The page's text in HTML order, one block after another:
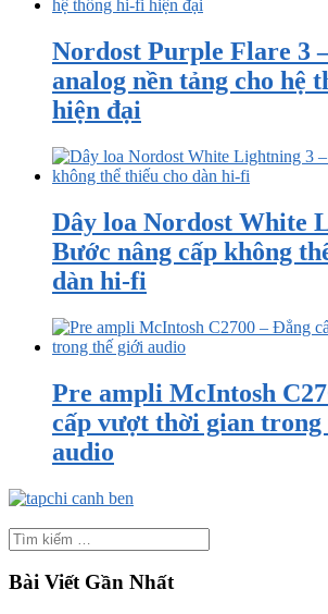
Nordost Purple Flare 3
analog nền tảng cho hệ
hiện đại
Dây loa Nordost White
Bước nâng cấp không
dàn hi-fi
Pre ampli McIntosh
cấp vượt thời gian trong
audio
Bài Viết Gần Nhất